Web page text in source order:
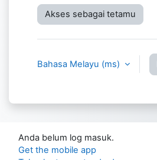
Akses sebagai tetamu
Bahasa Melayu ‎(ms)‎
Anda belum log masuk.
Get the mobile app